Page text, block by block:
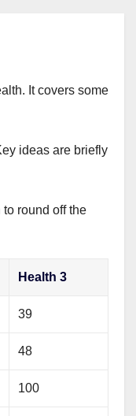
It covers some
ideas are briefly
round off the
Health 3
39
48
100